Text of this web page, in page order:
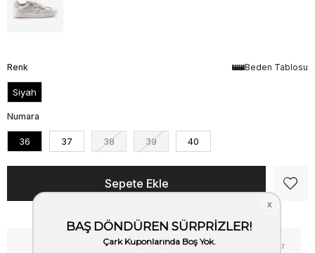
Beden Tablosu
Renk
Siyah
Numara
36 37 38 39 40
Fiyat Düşünce Haber Ver